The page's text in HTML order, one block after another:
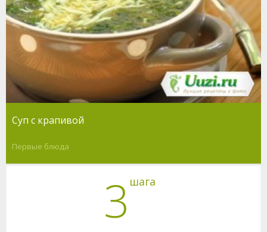
Суп с крапивой
Первые блюда
3 шага